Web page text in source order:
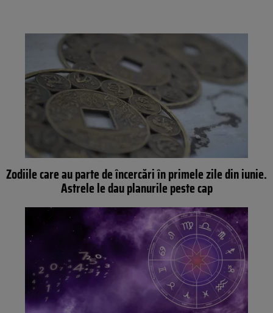
Zodiile care au parte de încercări în primele zile din iunie.
Astrele le dau planurile peste cap